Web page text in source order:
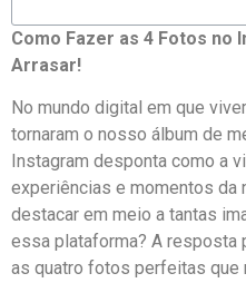
Como Fazer as 4 Fotos no
⁣Arrasar!
No mundo⁢ digital em‌ que
tornaram o nosso ⁢álbum de
Instagram desponta como a
⁤experiências e momentos da
destacar em meio a tantas
essa plataforma? A resposta
as quatro fotos perfeitas que⁢